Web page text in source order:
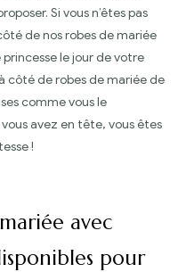
Si vous n’êtes pas
de nos robes de mariée
le jour de votre
côté de robes de mariée de
comme vous le
avez en tête, vous êtes
!
avec
pour